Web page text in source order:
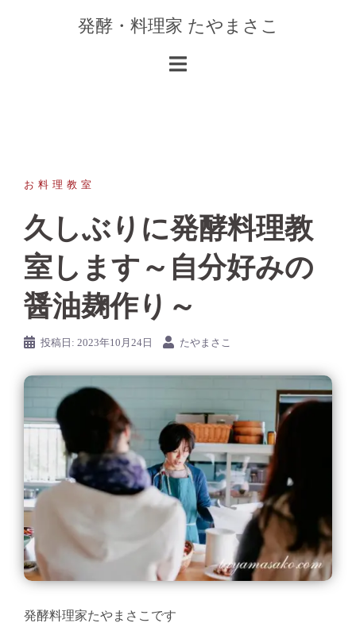
発酵・料理家 たやまさこ
お料理教室
久しぶりに発酵料理教
室します～自分好みの
醤油麹作り～
投稿日: 2023年10月24日 たやまさこ
発酵料理家たやまさこです